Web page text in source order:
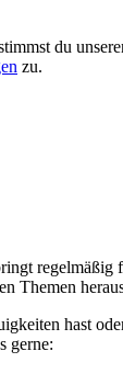
du
zu.
regelmäßig
Themen
hast
gerne: